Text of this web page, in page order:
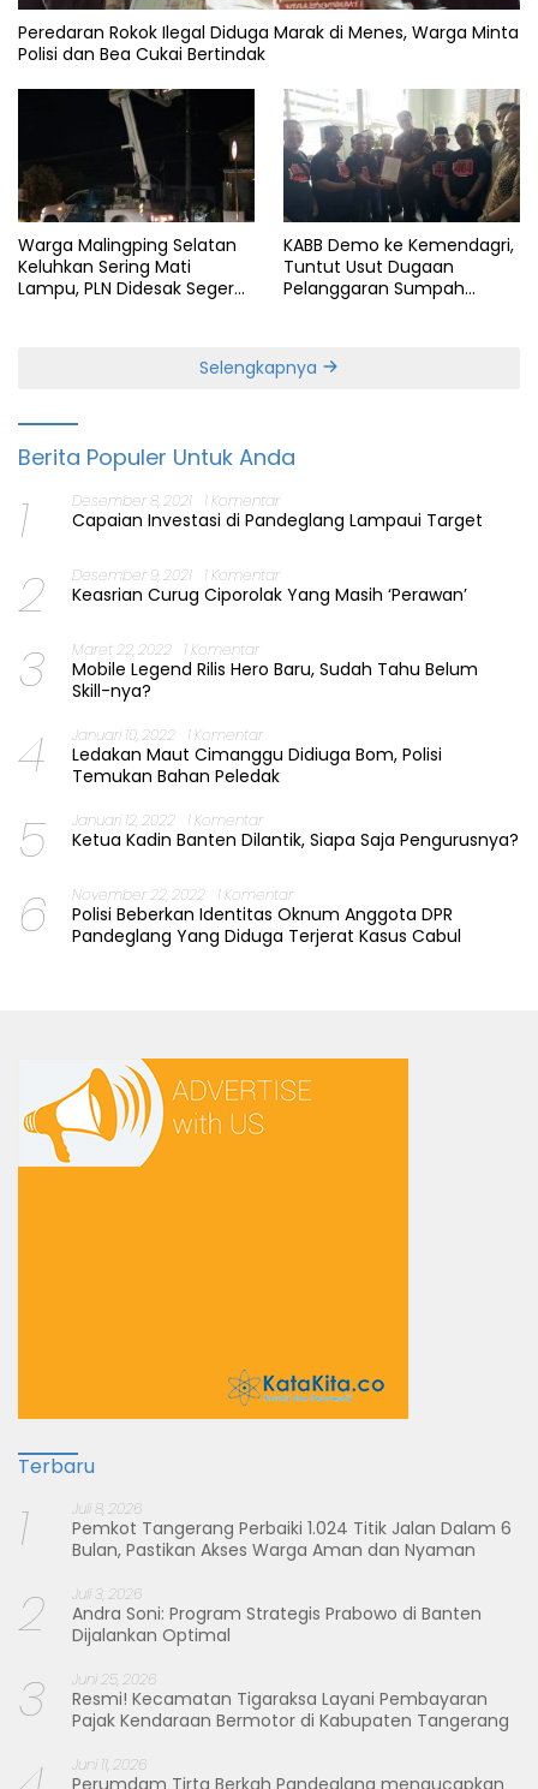
Peredaran Rokok Ilegal Diduga Marak di Menes, Warga Minta
Polisi dan Bea Cukai Bertindak
Warga Malingping Selatan
Keluhkan Sering Mati
Lampu, PLN Didesak Segera
KABB Demo ke Kemendagri,
Tuntut Usut Dugaan
Pelanggaran Sumpah
Selengkapnya
Berita Populer Untuk Anda
1 Desember 8, 2021 1 Komentar
Capaian Investasi di Pandeglang Lampaui Target
2 Desember 9, 2021 1 Komentar
Keasrian Curug Ciporolak Yang Masih ‘Perawan’
3 Maret 22, 2022 1 Komentar
Mobile Legend Rilis Hero Baru, Sudah Tahu Belum
Skill-nya?
4 Januari 10, 2022 1 Komentar
Ledakan Maut Cimanggu Didiuga Bom, Polisi
Temukan Bahan Peledak
5 Januari 12, 2022 1 Komentar
Ketua Kadin Banten Dilantik, Siapa Saja Pengurusnya?
6 November 22, 2022 1 Komentar
Polisi Beberkan Identitas Oknum Anggota DPR
Pandeglang Yang Diduga Terjerat Kasus Cabul
Terbaru
1 Juli 8, 2026
Pemkot Tangerang Perbaiki 1.024 Titik Jalan Dalam 6
Bulan, Pastikan Akses Warga Aman dan Nyaman
2 Juli 3, 2026
Andra Soni: Program Strategis Prabowo di Banten
Dijalankan Optimal
3 Juni 25, 2026
Resmi! Kecamatan Tigaraksa Layani Pembayaran
Pajak Kendaraan Bermotor di Kabupaten Tangerang
Juni 11, 2026
Perumdam Tirta Berkah Pandeglang mengucapkan